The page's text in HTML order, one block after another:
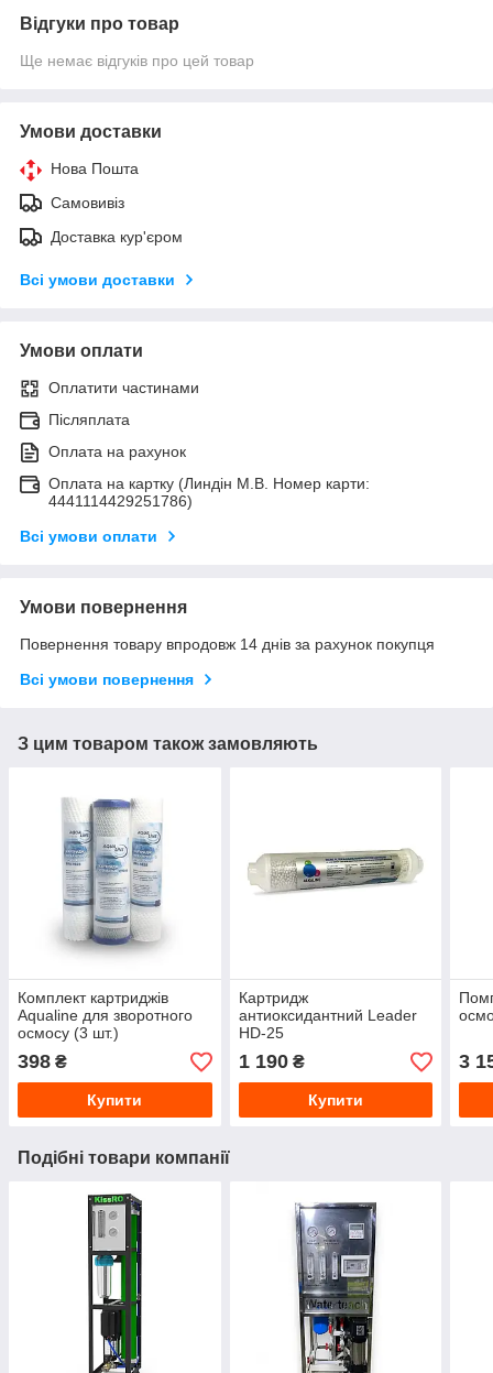
Відгуки про товар
Ще немає відгуків про цей товар
Умови доставки
Нова Пошта
Самовивіз
Доставка кур'єром
Всі умови доставки
Умови оплати
Оплатити частинами
Післяплата
Оплата на рахунок
Оплата на картку (Линдін М.В. Номер карти:
4441114429251786)
Всі умови оплати
Умови повернення
Повернення товару впродовж 14 днів за рахунок покупця
Всі умови повернення
З цим товаром також замовляють
Комплект картриджів
Aqualine для зворотного
осмосу (3 шт.)
398 ₴
Купити
Картридж
антиоксидантний Leader
HD-25
1 190₴
Купити
3
Подібні товари компанії